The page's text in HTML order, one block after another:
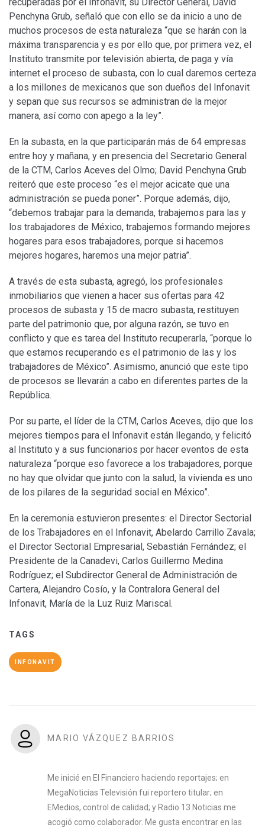
Penchyna Grub, señaló que con ello se da inicio a uno de
muchos procesos de esta naturaleza “que se harán con la
máxima transparencia y es por ello que, por primera vez, el
Instituto transmite por televisión abierta, de paga y vía
internet el proceso de subasta, con lo cual daremos certeza
a los millones de mexicanos que son dueños del Infonavit
y sepan que sus recursos se administran de la mejor
manera, así como con apego a la ley”.
En la subasta, en la que participarán más de 64 empresas
entre hoy y mañana, y en presencia del Secretario General
de la CTM, Carlos Aceves del Olmo; David Penchyna Grub
reiteró que este proceso “es el mejor acicate que una
administración se pueda poner”. Porque además, dijo,
“debemos trabajar para la demanda, trabajemos para las y
los trabajadores de México, trabajemos formando mejores
hogares para esos trabajadores, porque si hacemos
mejores hogares, haremos una mejor patria”.
A través de esta subasta, agregó, los profesionales
inmobiliarios que vienen a hacer sus ofertas para 42
procesos de subasta y 15 de macro subasta, restituyen
parte del patrimonio que, por alguna razón, se tuvo en
conflicto y que es tarea del Instituto recuperarla, “porque lo
que estamos recuperando es el patrimonio de las y los
trabajadores de México”. Asimismo, anunció que este tipo
de procesos se llevarán a cabo en diferentes partes de la
República.
Por su parte, el líder de la CTM, Carlos Aceves, dijo que los
mejores tiempos para el Infonavit están llegando, y felicitó
al Instituto y a sus funcionarios por hacer eventos de esta
naturaleza “porque eso favorece a los trabajadores, porque
no hay que olvidar que junto con la salud, la vivienda es uno
de los pilares de la seguridad social en México”.
En la ceremonia estuvieron presentes: el Director Sectorial
de los Trabajadores en el Infonavit, Abelardo Carrillo Zavala;
el Director Sectorial Empresarial, Sebastián Fernández; el
Presidente de la Canadevi, Carlos Guillermo Medina
Rodríguez; el Subdirector General de Administración de
Cartera, Alejandro Cosío, y la Contralora General del
Infonavit, María de la Luz Ruiz Mariscal.
TAGS
INFONAVIT
MARIO VÁZQUEZ BARRIOS
Me inicié en El Financiero haciendo reportajes; en
MegaNoticias Televisión fui reportero titular; en
EMedios, control de calidad; y Radio 13 Noticias me
acogió como colaborador. Me gusta encontrar en las